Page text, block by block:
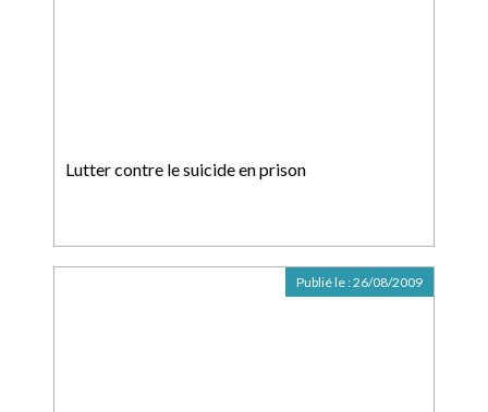
Lutter contre le suicide en prison
Publié le :26/08/2009